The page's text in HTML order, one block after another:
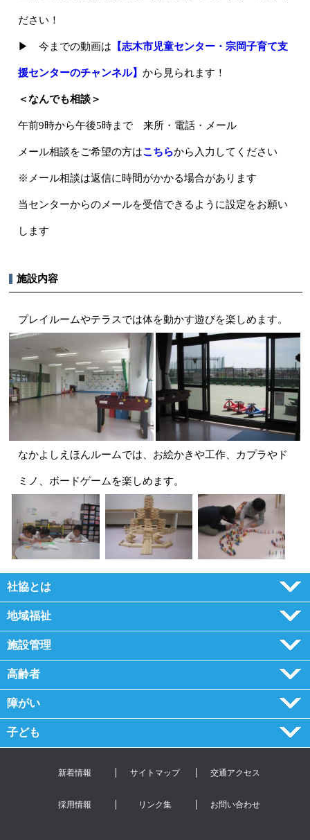
ださい！
▶ 今までの動画は 【志木市児童センター・宗岡子育て支
援センターのチャンネル】から見られます！
＜なんでも相談＞
午前9時から午後5時まで 来所・電話・メール
メール相談をご希望の方はこちらから入力してください
※メール相談は返信に時間がかかる場合があります
当センターからのメールを受信できるように設定をお願い
します
施設内容
プレイルームやテラスでは体を動かす遊びを楽しめます。
なかよしえほんルームでは、お絵かきや工作、カプラやド
ミノ、ボードゲームを楽しめます。
社協とは
地域福祉
施設管理
高齢者
障がい
子ども
新着情報 サイトマップ 交通アクセス
採用情報 リンク集 お問い合わせ